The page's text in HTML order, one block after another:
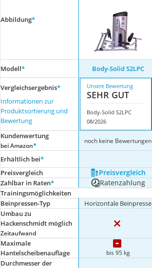
Abbildung*
Modell* Body-Solid S2LPC
Vergleichsergebnis*
Informationen zur
Produktsortierung und
Bewertung
Unsere Bewertung
SEHR GUT
Body-Solid S2LPC
08/2026
Kundenwertung
bei Amazon*
noch keine Bewertungen
Erhältlich bei*
Preis­vergleich
Preis­vergleich
Zahlbar in Raten* Ratenzahlung
Trainingsmöglichkeiten
Beinpressen-Typ
Horizontale Beinpresse
Umbau zu
Hackenschmidt möglich
Zeitaufwand
Maximale
Hantelscheibenauflage
bis 95 kg
Durchmesser der